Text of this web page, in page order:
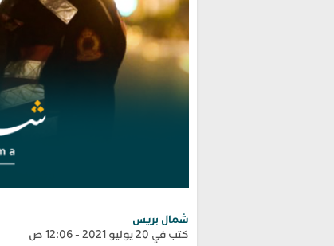
شمال بريس
كتب في 20 يوليو 2021 - 12:06 ص